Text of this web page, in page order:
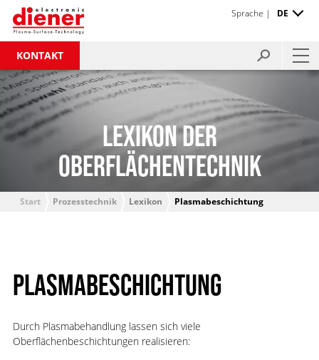
KONTAKT
Sprache | DE
LEXIKON DER
OBERFLÄCHENTECHNIK
Start Prozesstechnik Lexikon Plasmabeschichtung
PLASMABESCHICHTUNG
Durch Plasmabehandlung lassen sich viele
Oberflächenbeschichtungen realisieren: